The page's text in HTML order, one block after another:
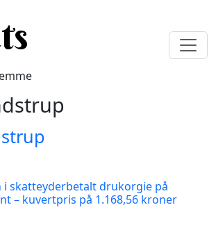
i skatteyderbetalt drukorgie på
– kuvertpris på 1.168,56 kroner